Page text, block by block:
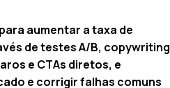
aumentar a taxa de
de testes A/B, copywriting
e CTAs diretos, e
e corrigir falhas comuns